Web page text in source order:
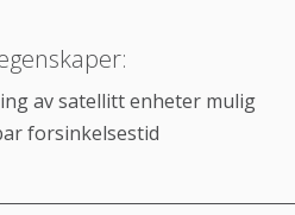
av satellitt enheter mulig
forsinkelsestid